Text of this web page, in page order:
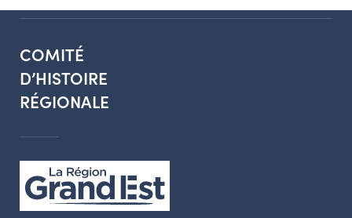
COMITÉ
D’HISTOIRE
RÉGIONALE